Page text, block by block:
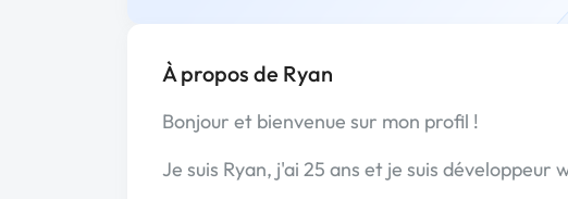
À propos de Ryan
Bonjour et bienvenue sur mon profil !
Je suis Ryan, j'ai 25 ans et je suis développeur